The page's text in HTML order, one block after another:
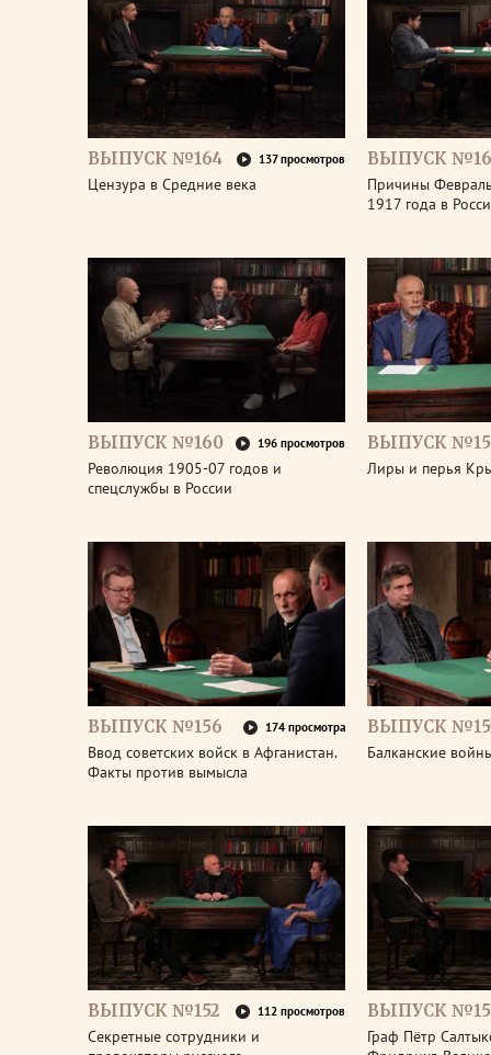
ВЫПУСК №164 137 просмотров
Цензура в Средние века
ВЫПУСК
Причины
1917 года в
ВЫПУСК №160 196 просмотров
Революция 1905-07 годов и
спецслужбы в России
ВЫПУСК
Лиры и перья
ВЫПУСК №156 174 просмотра
Ввод советских войск в Афганистан.
Факты против вымысла
ВЫПУСК
Балканские
ВЫПУСК №152 112 просмотров
Секретные сотрудники и
ВЫПУСК
Граф Пётр